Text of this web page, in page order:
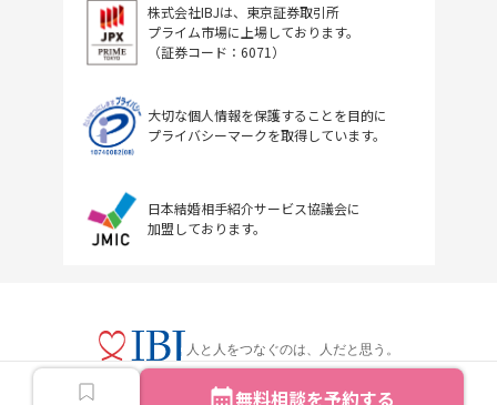
無料相談を予約する
株式会社IBJは、東京証券取引所
プライム市場に上場しております。
（証券コード：6071）
大切な個人情報を保護することを目的に
プライバシーマークを取得しています。
日本結婚相手紹介サービス協議会に
加盟しております。
人と人をつなぐのは、人だと思う。